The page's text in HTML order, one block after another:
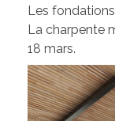
Le Maire :
Le conseil
VIE PRATIQUE
Les
La charpente
18 mars.